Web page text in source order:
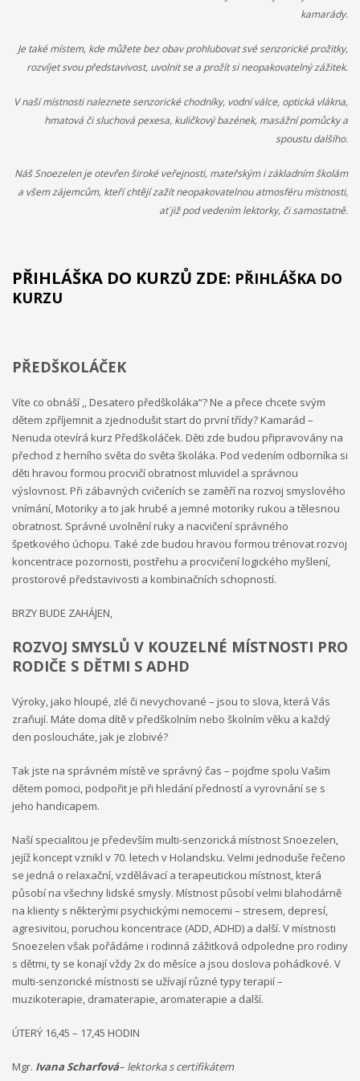
Aktivity projektu jsou
začleněni do celého pracovního běhu organizace a budou
pracovat v miniškolce, v rámci odpoledních aktivit pro mládež a
aktivit. Budou svou činností propagovat EDS a program
Erasmus+.Mezi hlavní aktivity bude patřit seznámení místní
Předpokládané
zkušenosti a dovednosti, sociální návyky ( dennodenní
docházení do práce), nové kontakty, poznatky z nové kultury.
Vše výše uvedené, dobrovolníci mohou využít ve svých
kulturách.Organizace rozšíří nabídku aktivit a zvýší svou
návštěvnost, rovněž pro pracovníky organizace má velká
občanským sdružením Kamarád Nenuda realizují v
letošním roce projekty Bezpečné hnízdoProjekt zároveň
napomáhá zdravému vývoji dítěte, přes zkvalitnění vztahů
v rodině a prostřednictvím rodinného zážitkového odpoledne
až ke komplexnímu poradenství, které je pro rodiny k dispozici
po celou dobu projektu. V projektu je využívána inovativní
metoda Snozelen v multisenzorické místnosti.
Im in Projekt pomáhá ukázat mladým
komunitě. Projekt je určen pro 30 účastníků ve věku 18 až 30 let,
kteří jsou znevýhodněného i běžného prostředí.
bude jejich úkolem najít a definovat lokální problém a pracovat
na něm v průběhu projektu. Účastníci budou mít možnost podělit
se o své zkušenosti, jak s ostatními účastníky, tak s osobami s
víkendu a třikrát v odpoledních hodinách. Projekt bude uzavřen
konferencí s ostatními účastníky, obdobrníky a lidmi z místní
politické úrovně (město Zlín).
Everybody is unique
Projekt Everybody is unique se zaměřuje na rozpoznání
osobnosti mládeže, diagnostiky a poté jejich vlastní motivaci k
rozvoji. Reaguje na nárůst počtu nezaměstnaných mladých lidí,
kteří neví, co chtějí - jaká oblast je zajímá, co umí apod. V rámci
projektu je realizován školící kurz pro pracovníky s mládeží z
partnerských zemí: Řecko, Kypr, Itálie, Litva a hostitelská země
ČR. Kurz proběhne v listopadu 2016 ve Zlíně v ČR, v organizaci
RC Kamarád-Nenuda. Pracovníci se budou rozvíjet v oblastech:
koučing, motivace a aktivizace, individuální rozvoj jedince.
kamarády.
Je také místem, kde můžete bez obav prohlubovat své senzorické prožitky,
rozvíjet svou představivost, uvolnit se a prožít si neopakovatelný zážitek.
V naší místnosti naleznete senzorické chodníky, vodní válce, optická vlákna,
hmatová či sluchová pexesa, kuličkový bazének, masážní pomůcky a
spoustu dalšího.
Náš Snoezelen je otevřen široké veřejnosti, mateřským i základním školám
a všem zájemcům, kteří chtějí zažít neopakovatelnou atmosféru místnosti,
ať již pod vedením lektorky, či samostatně.
PŘIHLÁŠKA DO KURZŮ ZDE: PŘIHLÁŠKA DO
KURZU
PŘEDŠKOLÁČEK
Víte co obnáší ,, Desatero předškoláka“? Ne a přece chcete svým
dětem zpříjemnit a zjednodušit start do první třídy? Kamarád –
Nenuda otevírá kurz Předškoláček. Děti zde budou připravovány na
přechod z herního světa do světa školáka. Pod vedením odborníka si
děti hravou formou procvičí obratnost mluvidel a správnou
výslovnost. Při zábavných cvičeních se zaměří na rozvoj smyslového
vnímání, Motoriky a to jak hrubé a jemné motoriky rukou a tělesnou
obratnost. Správné uvolnění ruky a nacvičení správného
špetkového úchopu. Také zde budou hravou formou trénovat rozvoj
koncentrace pozornosti, postřehu a procvičení logického myšlení,
prostorové představivosti a kombinačních schopností.
BRZY BUDE ZAHÁJEN,
ROZVOJ SMYSLŮ V KOUZELNÉ MÍSTNOSTI PRO
RODIČE S DĚTMI S ADHD
Výroky, jako hloupé, zlé či nevychované – jsou to slova, která Vás
zraňují. Máte doma dítě v předškolním nebo školním věku a každý
den posloucháte, jak je zlobivé?
Tak jste na správném místě ve správný čas – pojďme spolu Vašim
dětem pomoci, podpořit je při hledání předností a vyrovnání se s
jeho handicapem.
Naší specialitou je především multi-senzorická místnost Snoezelen,
jejíž koncept vznikl v 70. letech v Holandsku. Velmi jednoduše řečeno
se jedná o relaxační, vzdělávací a terapeutickou místnost, která
působí na všechny lidské smysly. Místnost působí velmi blahodárně
na klienty s některými psychickými nemocemi – stresem, depresí,
agresivitou, poruchou koncentrace (ADD, ADHD) a další. V místnosti
Snoezelen však pořádáme i rodinná zážitková odpoledne pro rodiny
s dětmi, ty se konají vždy 2x do měsíce a jsou doslova pohádkové. V
multi-senzorické místnosti se užívají různé typy terapií –
muzikoterapie, dramaterapie, aromaterapie a další.
ÚTERÝ 16,45 – 17,45 HODIN
Mgr. IvanaScharfová– lektorka s certifikátem